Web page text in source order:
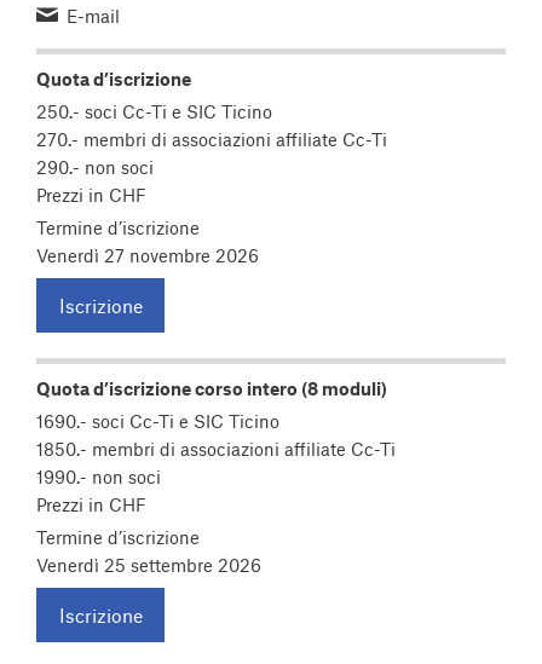
E-mail
Quota d’iscrizione
250.- soci Cc-Ti e SIC Ticino
270.- membri di associazioni affiliate Cc-Ti
290.- non soci
Prezzi in CHF
Termine d’iscrizione
Venerdì 27 novembre 2026
Iscrizione
Quota d’iscrizione corso intero (8 moduli)
1690.- soci Cc-Ti e SIC Ticino
1850.- membri di associazioni affiliate Cc-Ti
1990.- non soci
Prezzi in CHF
Termine d’iscrizione
Venerdì 25 settembre 2026
Iscrizione